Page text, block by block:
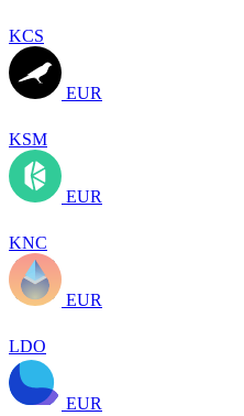
KCS
EUR
KSM
EUR
KNC
EUR
LDO
EUR